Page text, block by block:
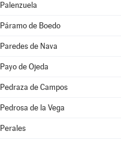
Palenzuela
Páramo de Boedo
Paredes de Nava
Payo de Ojeda
Pedraza de Campos
Pedrosa de la Vega
Perales